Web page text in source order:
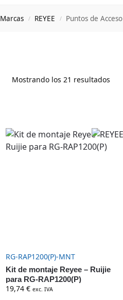
Marcas / REYEE / Puntos de Acceso
Mostrando los 21 resultados
RG-RAP1200(P)-MNT
Kit de montaje Reyee – Ruijie
para RG-RAP1200(P)
19,74 € exc. IVA